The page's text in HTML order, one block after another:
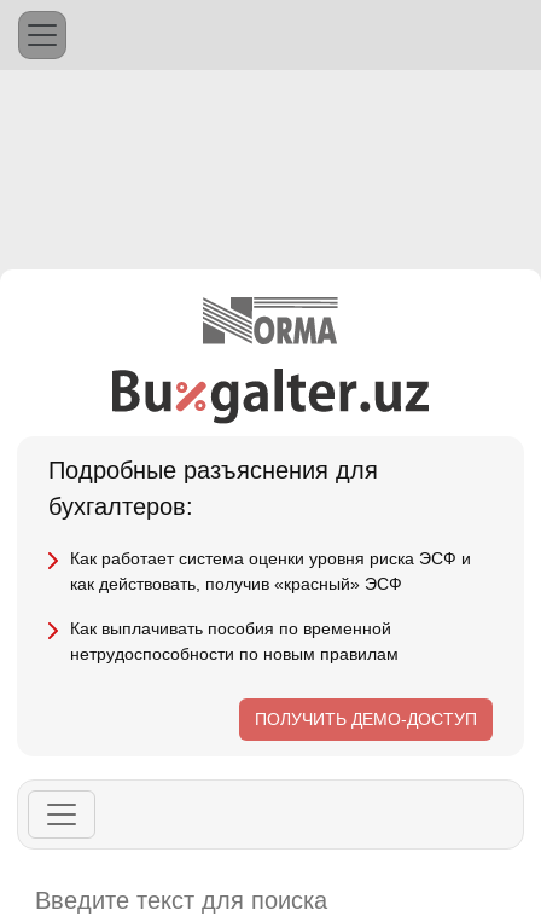
Подробные разъяснения для
бухгалтеров:
Как работает система оценки уровня риска ЭСФ и
как действовать, получив «красный» ЭСФ
Как выплачивать пособия по временной
нетрудоспособности по новым правилам
ПОЛУЧИТЬ ДЕМО-ДОСТУП